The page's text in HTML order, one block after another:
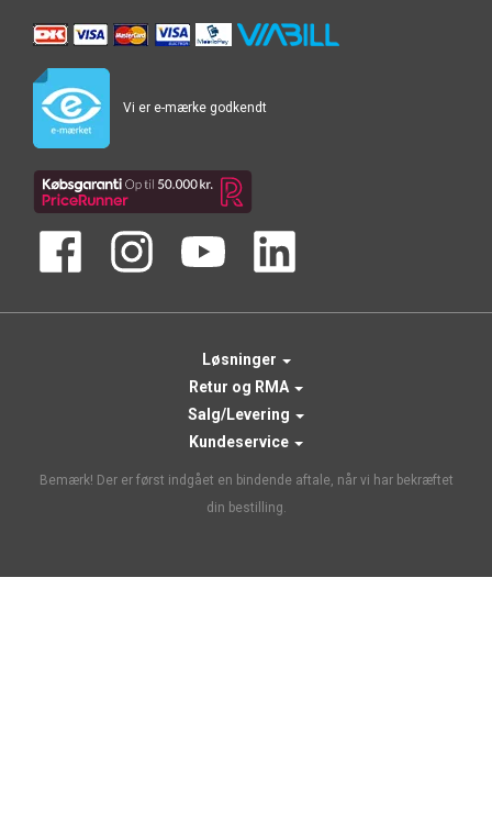
Vi er e-mærke godkendt
Løsninger
Retur og RMA
Salg/Levering
Kundeservice
Bemærk! Der er først indgået en bindende aftale, når vi har bekræftet
din bestilling.